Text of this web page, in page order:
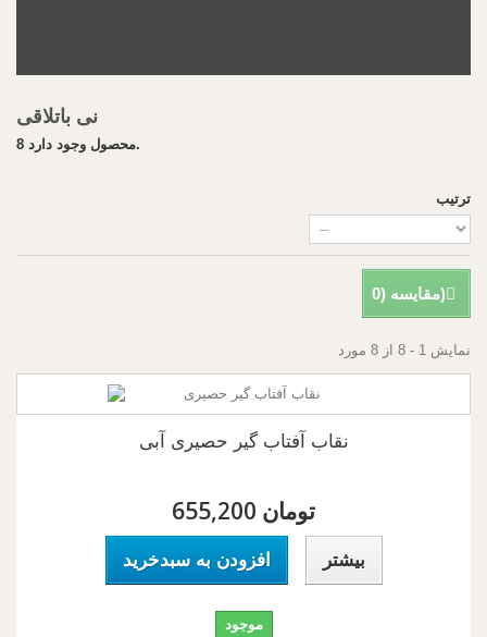
8 محصول وجود دارد.
ترتیب
مقایسه (0 )
نمایش 1 - 8 از 8 مورد
نقاب آفتاب گیر حصیری آبی
655,200 تومان
افزودن به سبدخرید بیشتر
موجود